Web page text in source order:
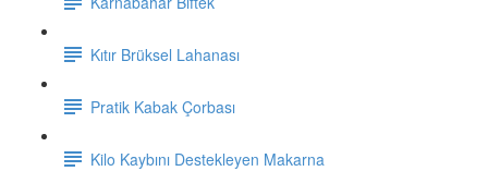
Kıtır Brüksel Lahanası
Pratik Kabak Çorbası
Kilo Kaybını Destekleyen Makarna